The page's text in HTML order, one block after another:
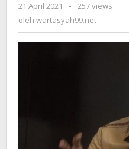
21 April 2021
oleh
-
257 views
oleh wartasyah99.net